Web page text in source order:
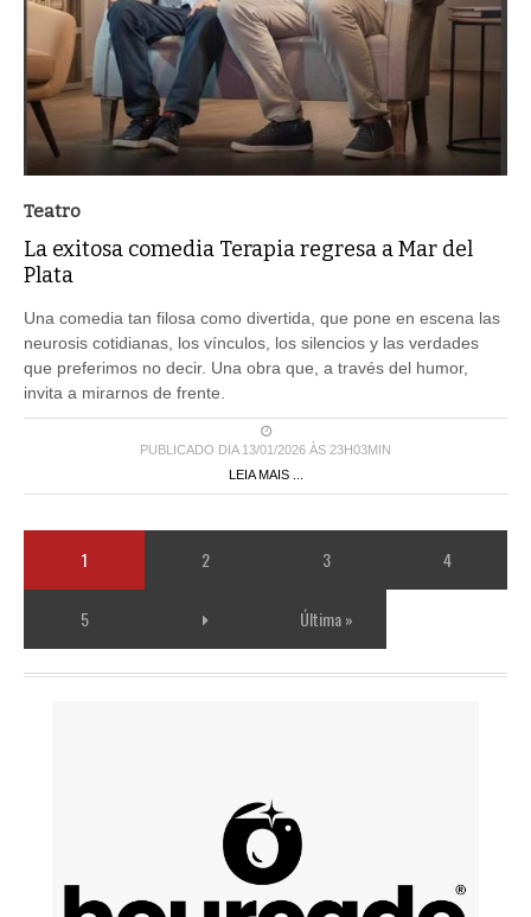
Teatro
La exitosa comedia Terapia regresa a Mar del
Plata
Una comedia tan filosa como divertida, que pone en escena las
neurosis cotidianas, los vínculos, los silencios y las verdades
que preferimos no decir. Una obra que, a través del humor,
invita a mirarnos de frente.
PUBLICADO DIA 13/01/2026 ÀS 23H03MIN
LEIA MAIS ...
1 2 3 4
5 Última »